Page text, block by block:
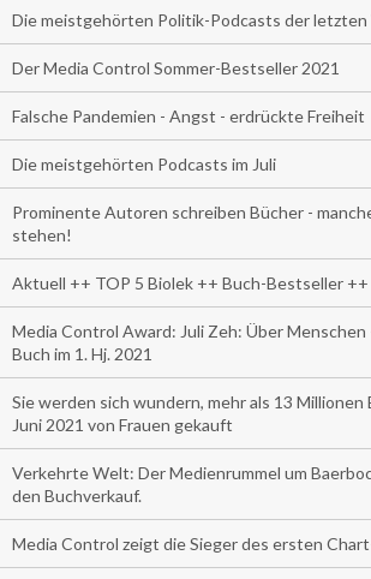
Die meistgehörten Politik-Podcasts der letzten
Der Media Control Sommer-Bestseller 2021
Falsche Pandemien - Angst - erdrückte Freiheit
Die meistgehörten Podcasts im Juli
Prominente Autoren schreiben Bücher -
stehen!
Aktuell ++ TOP 5 Biolek ++ Buch-Bestseller ++
Media Control Award: Juli Zeh: Über
Buch im 1. Hj. 2021
Sie werden sich wundern, mehr als 13 Millionen
Juni 2021 von Frauen gekauft
Verkehrte Welt: Der Medienrummel um
den Buchverkauf.
Media Control zeigt die Sieger des ersten